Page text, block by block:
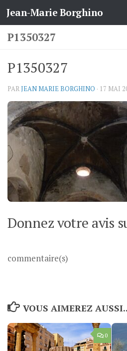
Skip to content
Jean-Marie Borghino
P1350327
P1350327
PARJEAN MARIE BORGHINO · 17 MAI
Donnez votre avis
commentaire(s)
VOUS AIMEREZ
0